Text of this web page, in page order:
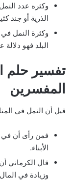
وكثره عدد
الذرية أو جند
وكثرة النمل
البلد فهو دلالة
تفسير حلم
المفسرين
قيل أن النمل في
فمن رأى أن في
الأبناء.
قال الكرماني
وزيادة في